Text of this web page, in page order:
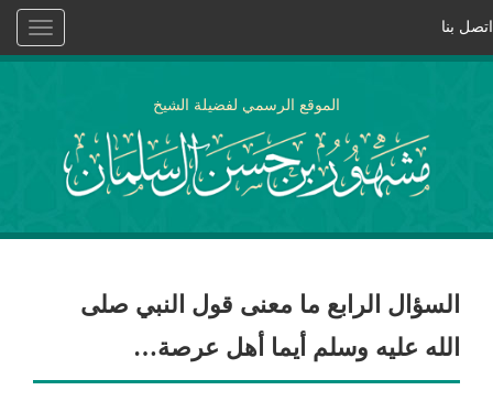
Toggle
اتصل بنا
الموقع الرسمي لفضيلة الشيخ
السؤال الرابع ما معنى قول النبي صلى
الله عليه وسلم أيما أهل عرصة…